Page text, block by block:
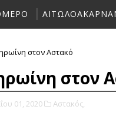
στον Αστακό
στον
01, 2020 Αστακός,